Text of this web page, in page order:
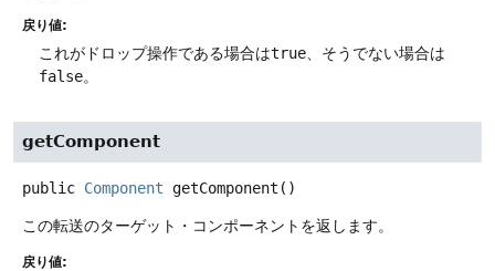
戻り値:
これがドロップ操作である場合はtrue、そうでない場合は
false。
getComponent
public Component getComponent ()
この転送のターゲット・コンポーネントを返します。
戻り値: